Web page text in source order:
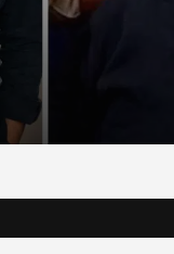
फरार…
आखिर